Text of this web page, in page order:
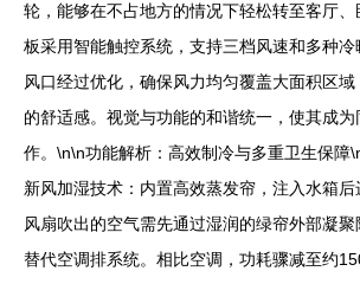
轮，能够在不占地方的情况下轻松转至客厅
板采用智能触控系统，支持三档风速和多种冷
风口经过优化，确保风力均匀覆盖大面积区
的舒适感。视觉与功能的和谐统一，使其成
作。\n\n功能解析：高效制冷与多重卫生保障
新风加湿技术：内置高效蒸发帘，注入水箱后
风扇吹出的空气需先通过湿润的绿帘外部凝
替代空调排系统。相比空调，功耗骤减至约